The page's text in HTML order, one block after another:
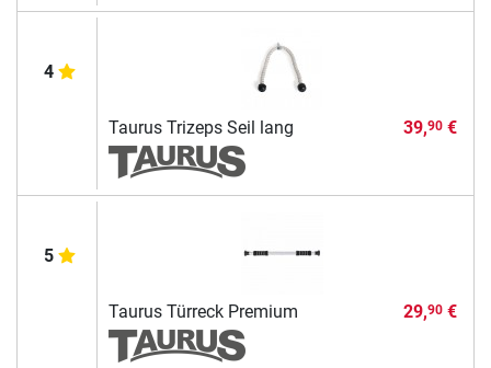
4
Taurus Trizeps Seil lang 39,90€
5
Taurus Türreck Premium 29,90€